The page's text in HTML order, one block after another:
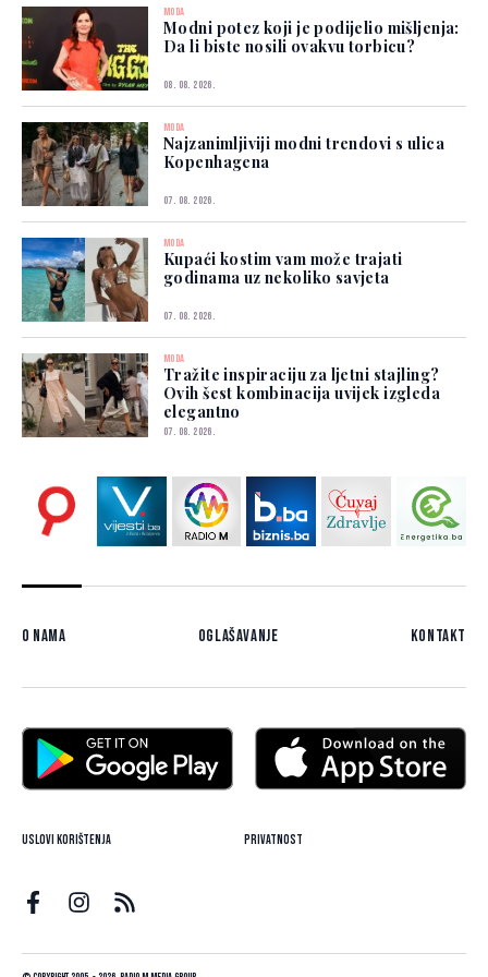
MODA
Modni potez koji je podijelio mišljenja:
Da li biste nosili ovakvu torbicu?
08. 08. 2026.
MODA
Najzanimljiviji modni trendovi s ulica
Kopenhagena
07. 08. 2026.
MODA
Kupaći kostim vam može trajati
godinama uz nekoliko savjeta
07. 08. 2026.
MODA
Tražite inspiraciju za ljetni stajling?
Ovih šest kombinacija uvijek izgleda
elegantno
07. 08. 2026.
O nama Oglašavanje Kontakt
Uslovi korištenja Privatnost